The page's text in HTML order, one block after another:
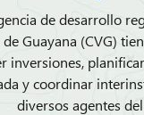
de desarrollo
Guayana (CVG)
inversiones,
y coordinar
diversos agentes